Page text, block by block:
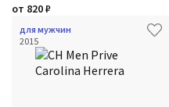
от 820₽
для мужчин
2015